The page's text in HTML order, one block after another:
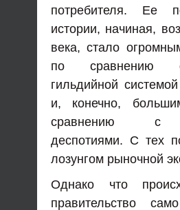
потребителя. Ее
истории, начиная,
века, стало
по сравнению
гильдийной
и, конечно,
сравнению с
деспотиями. С тех
лозунгом рыночной
Однако что
правительство